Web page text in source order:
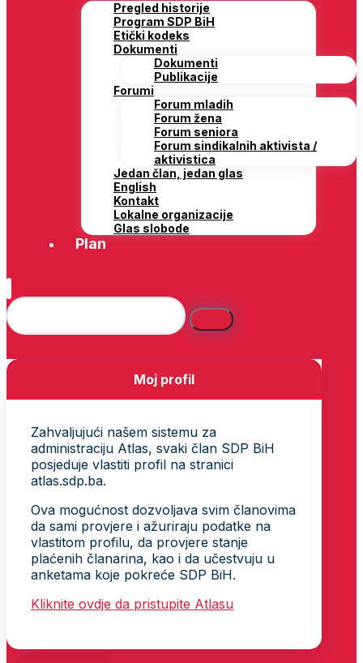
Pregled historije
Program SDP BiH
Etički kodeks
Dokumenti
Dokumenti
Publikacije
Forumi
Forum mladih
Forum žena
Forum seniora
Forum sindikalnih aktivista /
aktivistica
Jedan član, jedan glas
English
Kontakt
Lokalne organizacije
Glas slobode
Plan
Moj profil
Zahvaljujući našem sistemu za
administraciju Atlas, svaki član SDP BiH
posjeduje vlastiti profil na stranici
atlas.sdp.ba.
Ova mogućnost dozvoljava svim članovima
da sami provjere i ažuriraju podatke na
vlastitom profilu, da provjere stanje
plaćenih članarina, kao i da učestvuju u
anketama koje pokreće SDP BiH.
Kliknite ovdje da pristupite Atlasu